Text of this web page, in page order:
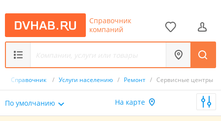
Справочник
компаний
Справочник / Услуги населению / Ремонт / Сервисные центры
По умолчанию На карте